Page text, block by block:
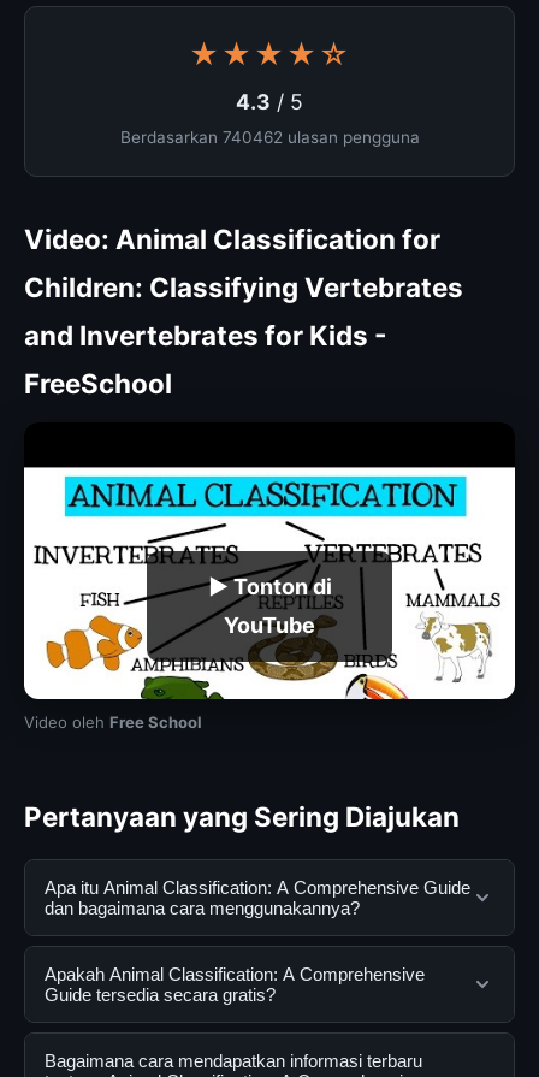
★★★★☆
4.3 / 5
Berdasarkan 740462 ulasan pengguna
Video: Animal Classification for
Children: Classifying Vertebrates
and Invertebrates for Kids -
FreeSchool
▶ Tonton di
YouTube
Video oleh Free School
Pertanyaan yang Sering Diajukan
Apa itu Animal Classification: A Comprehensive Guide
dan bagaimana cara menggunakannya?
Animal Classification: A Comprehensive Guide adalah
layanan digital yang dirancang untuk membantu
pengguna mendapatkan informasi lengkap dan
terpercaya. Anda dapat menggunakannya dengan
Apakah Animal Classification: A Comprehensive
Guide tersedia secara gratis?
Ya, Animal Classification: A Comprehensive Guide
Bagaimana cara mendapatkan informasi terbaru